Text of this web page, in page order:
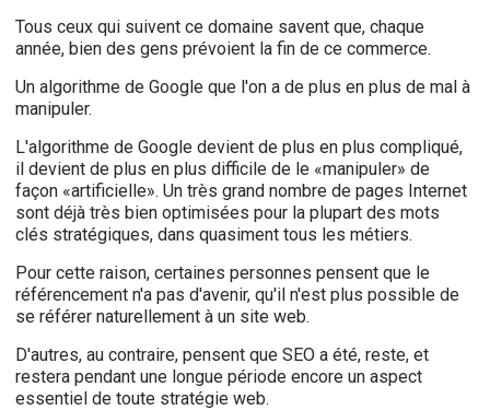
Tous ceux qui suivent ce domaine savent que, chaque
année, bien des gens prévoient la fin de ce commerce.
Un algorithme de Google que l'on a de plus en plus de mal à
manipuler.
L'algorithme de Google devient de plus en plus compliqué,
il devient de plus en plus difficile de le «manipuler» de
façon «artificielle». Un très grand nombre de pages Internet
sont déjà très bien optimisées pour la plupart des mots
clés stratégiques, dans quasiment tous les métiers.
Pour cette raison, certaines personnes pensent que le
référencement n'a pas d'avenir, qu'il n'est plus possible de
se référer naturellement à un site web.
D'autres, au contraire, pensent que SEO a été, reste, et
restera pendant une longue période encore un aspect
essentiel de toute stratégie web.